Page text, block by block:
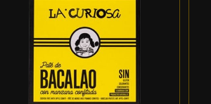
ADD TO CART / DETALLES